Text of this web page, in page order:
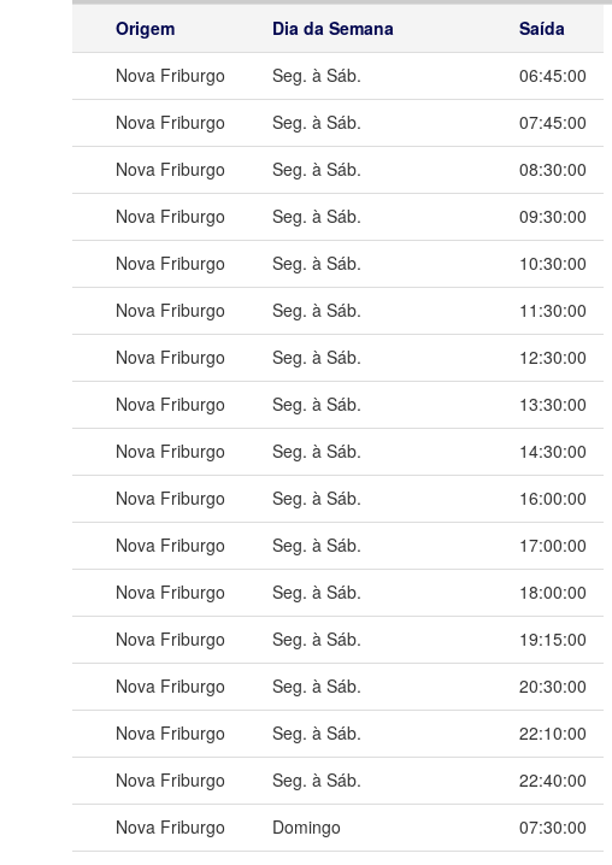
Origem
Dia da Semana
Saída
Nova Friburgo
Seg. à Sáb.
06:45:00
Nova Friburgo
Seg. à Sáb.
07:45:00
Nova Friburgo
Seg. à Sáb.
08:30:00
Nova Friburgo
Seg. à Sáb.
09:30:00
Nova Friburgo
Seg. à Sáb.
10:30:00
Nova Friburgo
Seg. à Sáb.
11:30:00
Nova Friburgo
Seg. à Sáb.
12:30:00
Nova Friburgo
Seg. à Sáb.
13:30:00
Nova Friburgo
Seg. à Sáb.
14:30:00
Nova Friburgo
Seg. à Sáb.
16:00:00
Nova Friburgo
Seg. à Sáb.
17:00:00
Nova Friburgo
Seg. à Sáb.
18:00:00
Nova Friburgo
Seg. à Sáb.
19:15:00
Nova Friburgo
Seg. à Sáb.
20:30:00
Nova Friburgo
Seg. à Sáb.
22:10:00
Nova Friburgo
Seg. à Sáb.
22:40:00
Nova Friburgo
Domingo
07:30:00